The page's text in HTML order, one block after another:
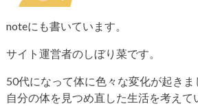
noteにも書いています。
サイト運営者のしぼり菜です。
50代になって体に色々な変化が起きま
自分の体を見つめ直した生活を考えて